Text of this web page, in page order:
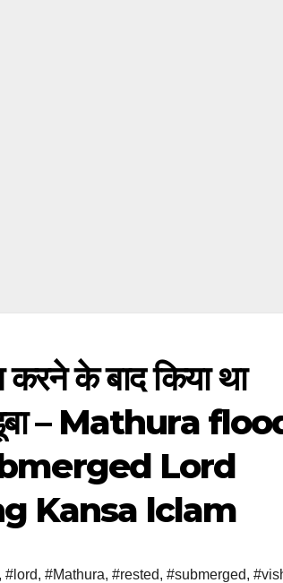
के बाद किया था
डूबा – Mathura
Lord
Kansa lclam
, #lord, #Mathura, #rested, #submerged,